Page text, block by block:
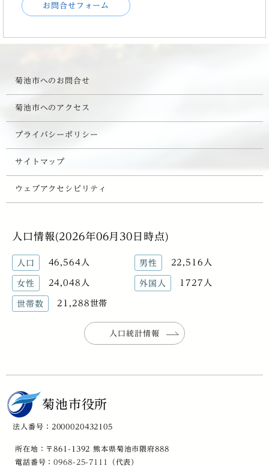
お問合せフォーム
菊池市へのお問合せ
菊池市へのアクセス
プライバシーポリシー
サイトマップ
ウェブアクセシビリティ
人口情報(2026年06月30日時点)
人口 46,564人 男性 22,516人
女性 24,048人 外国人 1727人
世帯数 21,288世帯
人口統計情報
菊池市役所
法人番号：2000020432105
所在地：〒861-1392 熊本県菊池市隈府888
電話番号：0968-25-7111 （代表）